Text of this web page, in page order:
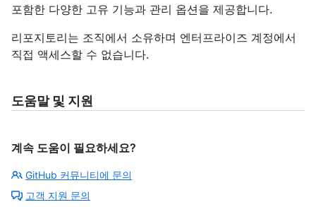
포함한 다양한 고유 기능과 관리 옵션을 제공합니다.
리포지토리는 조직에서 소유하며 엔터프라이즈 계정에서
직접 액세스할 수 없습니다.
도움말 및 지원
계속 도움이 필요하세요?
GitHub 커뮤니티에 문의
고객 지원 문의